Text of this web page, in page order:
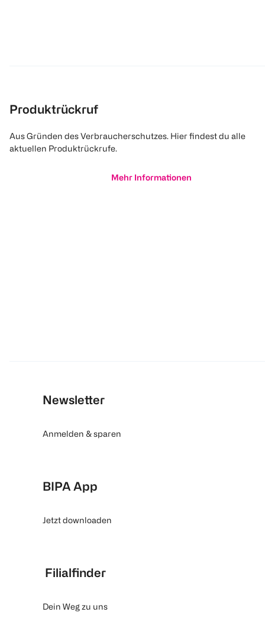
Produktrückruf
Aus Gründen des Verbraucherschutzes. Hier findest du alle
aktuellen Produktrückrufe.
Mehr Informationen
Newsletter
Anmelden & sparen
BIPA App
Jetzt downloaden
Filialfinder
Dein Weg zu uns